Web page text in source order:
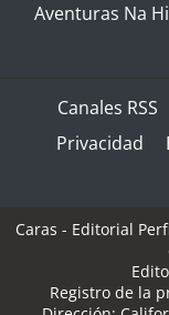
Aventuras Na
Canales RSS
Privacidad
Caras - Editorial
Registro de la